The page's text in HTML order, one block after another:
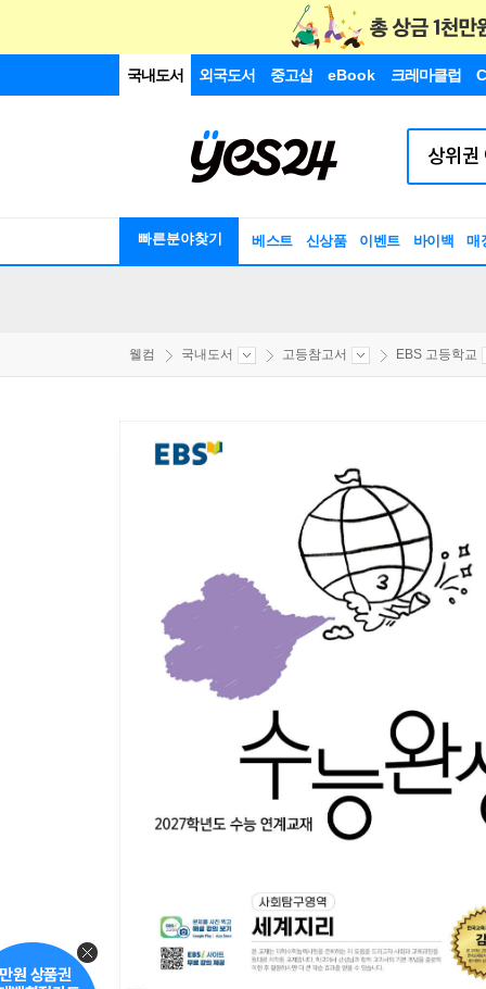
국내도서 외국도서 중고샵 eBook 크레마클럽
빠른분야찾기 베스트 신상품 이벤트 바이백 매
웰컴 국내도서 고등참고서 EBS 고등학교